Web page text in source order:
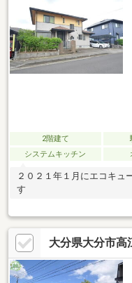
環境が整っています。デ
の一棟です。
2階建て
システムキッチン
２０２１年１月にエコキュ
す
大分県大分市高